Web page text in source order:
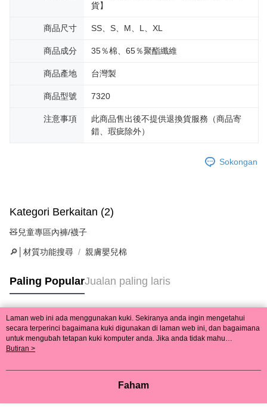
貨】
商品尺寸 SS、S、M、L、XL
商品成分 35％棉、65％聚酯纖維
商品產地 台灣製
商品型號 7320
注意事項
此商品售出後不提供退換貨服務（商品寄
錯、瑕疵除外）
Sokongan
Kategori Berkaitan (2)
🧸兒童專區內褲/襪子
🔎│材質功能搜尋 親膚嬰兒棉
Paling PopularJualan paling laris
Tag Popular
Laman web ini ada menggunakan kuki. Sekiranya anda ingin mengetahui
secara terperinci bagaimana kuki digunakan di laman web ini, dan bagaimana
untuk mengubah tetapan kuki komputer anda. Jika anda tidak mahu
menggunakan kuki di komputer anda, sila rujuk penerangan mengenai kuki.
mengetahui secara terperinci bagaimana kuki digunakan di laman web ini,
mahu menggunakan kuki di komputer anda, sila rujuk penerangan mengenai
Butiran >
Faham